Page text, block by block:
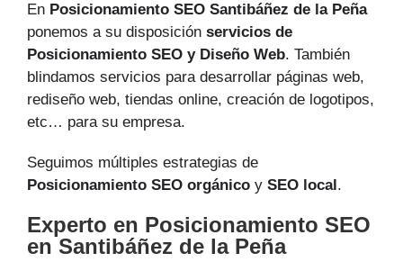
En Posicionamiento SEO Santibáñez de la Peña
ponemos a su disposición servicios de
Posicionamiento SEO y Diseño Web. También
blindamos servicios para desarrollar páginas web,
rediseño web, tiendas online, creación de logotipos,
etc… para su empresa.
Seguimos múltiples estrategias de
Posicionamiento SEO orgánico y SEO local .
Experto en Posicionamiento SEO
en Santibáñez de la Peña